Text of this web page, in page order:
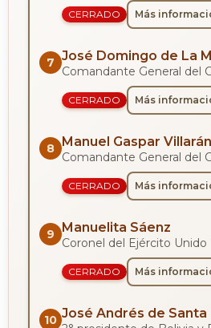
CERRADO Más
7 José Domingo de La
CERRADO Más
8 Manuel Gaspar
CERRADO Más
9 Manuelita Sáenz
Coronel del Ejército
CERRADO Más
10 José Andrés de Santa